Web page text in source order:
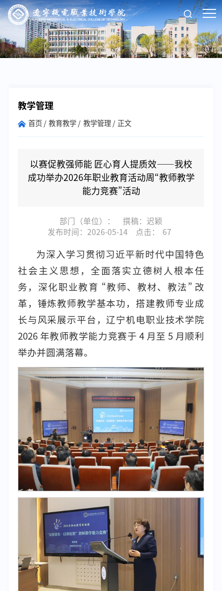
教学管理
首页 教育教学 教学管理 正文
以赛促教强师能 匠心育人提质效——我校
成功举办2026年职业教育活动周“教师教学
能力竞赛”活动
部门（单位）：
撰稿：迟颖
发布时间：2026-05-14
点击： 67
为深入学习贯彻习近平新时代中国特色
社会主义思想，全面落实立德树人根本任
务，深化职业教育 “教师、教材、教法” 改
革，锤炼教师教学基本功，搭建教师专业成
长与风采展示平台，辽宁机电职业技术学院
2026 年教师教学能力竞赛于 4 月至 5 月顺利
举办并圆满落幕。